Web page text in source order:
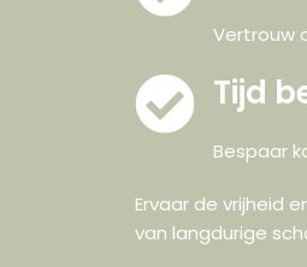
Vertrouw
Tijd
Bespaar
Ervaar de vrijheid
van langdurige